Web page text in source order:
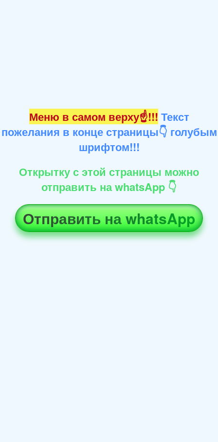
Меню в самом верху☝!!! Текст
пожелания в конце страницы👇 голубым
шрифтом!!!
Открытку с этой страницы можно
отправить на whatsApp 👇
Отправить на whatsApp